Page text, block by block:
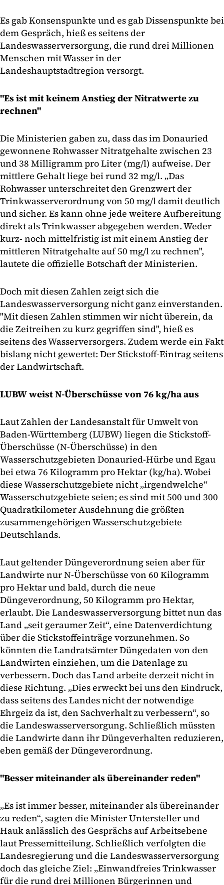
Es gab Konsenspunkte und es gab Dissenspunkte bei
dem Gespräch, hieß es seitens der
Landeswasserversorgung, die rund drei Millionen
Menschen mit Wasser in der
Landeshauptstadtregion versorgt.
"Es ist mit keinem Anstieg der Nitratwerte zu
rechnen"
Die Ministerien gaben zu, dass das im Donauried
gewonnene Rohwasser Nitratgehalte zwischen 23
und 38 Milligramm pro Liter (mg/l) aufweise. Der
mittlere Gehalt liege bei rund 32 mg/l. „Das
Rohwasser unterschreitet den Grenzwert der
Trinkwasserverordnung von 50 mg/l damit deutlich
und sicher. Es kann ohne jede weitere Aufbereitung
direkt als Trinkwasser abgegeben werden. Weder
kurz- noch mittelfristig ist mit einem Anstieg der
mittleren Nitratgehalte auf 50 mg/l zu rechnen",
lautete die offizielle Botschaft der Ministerien.
Doch mit diesen Zahlen zeigt sich die
Landeswasserversorgung nicht ganz einverstanden.
"Mit diesen Zahlen stimmen wir nicht überein, da
die Zeitreihen zu kurz gegriffen sind", hieß es
seitens des Wasserversorgers. Zudem werde ein Fakt
bislang nicht gewertet: Der Stickstoff-Eintrag seitens
der Landwirtschaft.
LUBW weist N-Überschüsse von 76 kg/ha aus
Laut Zahlen der Landesanstalt für Umwelt von
Baden-Württemberg (LUBW) liegen die Stickstoff-
Überschüsse (N-Überschüsse) in den
Wasserschutzgebieten Donauried-Hürbe und Egau
bei etwa 76 Kilogramm pro Hektar (kg/ha). Wobei
diese Wasserschutzgebiete nicht „irgendwelche“
Wasserschutzgebiete seien; es sind mit 500 und 300
Quadratkilometer Ausdehnung die größten
zusammengehörigen Wasserschutzgebiete
Deutschlands.
Laut geltender Düngeverordnung seien aber für
Landwirte nur N-Überschüsse von 60 Kilogramm
pro Hektar und bald, durch die neue
Düngeverordnung, 50 Kilogramm pro Hektar,
erlaubt. Die Landeswasserversorgung bittet nun das
Land „seit geraumer Zeit“, eine Datenverdichtung
über die Stickstoffeinträge vorzunehmen. So
könnten die Landratsämter Düngedaten von den
Landwirten einziehen, um die Datenlage zu
verbessern. Doch das Land arbeite derzeit nicht in
diese Richtung. „Dies erweckt bei uns den Eindruck,
dass seitens des Landes nicht der notwendige
Ehrgeiz da ist, den Sachverhalt zu verbessern“, so
die Landeswasserversorgung. Schließlich müssten
die Landwirte dann ihr Düngeverhalten reduzieren,
eben gemäß der Düngeverordnung.
"Besser miteinander als übereinander reden"
„Es ist immer besser, miteinander als übereinander
zu reden“, sagten die Minister Untersteller und
Hauk anlässlich des Gesprächs auf Arbeitsebene
laut Pressemitteilung. Schließlich verfolgten die
Landesregierung und die Landeswasserversorgung
doch das gleiche Ziel: „Einwandfreies Trinkwasser
für die rund drei Millionen Bürgerinnen und